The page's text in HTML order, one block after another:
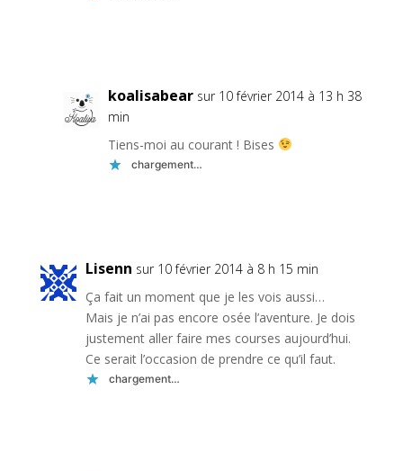
koalisabear sur 10 février 2014 à 13 h 38
min
Tiens-moi au courant ! Bises
chargement…
Lisenn sur 10 février 2014 à 8 h 15 min
Ça fait un moment que je les vois aussi…
Mais je n’ai pas encore osée l’aventure. Je dois
justement aller faire mes courses aujourd’hui.
Ce serait l’occasion de prendre ce qu’il faut.
chargement…